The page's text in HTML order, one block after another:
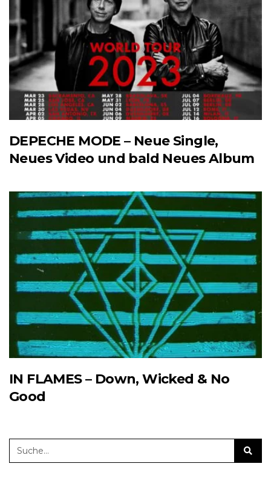
DEPECHE MODE – Neue Single,
Neues Video und bald Neues Album
IN FLAMES – Down, Wicked & No
Good